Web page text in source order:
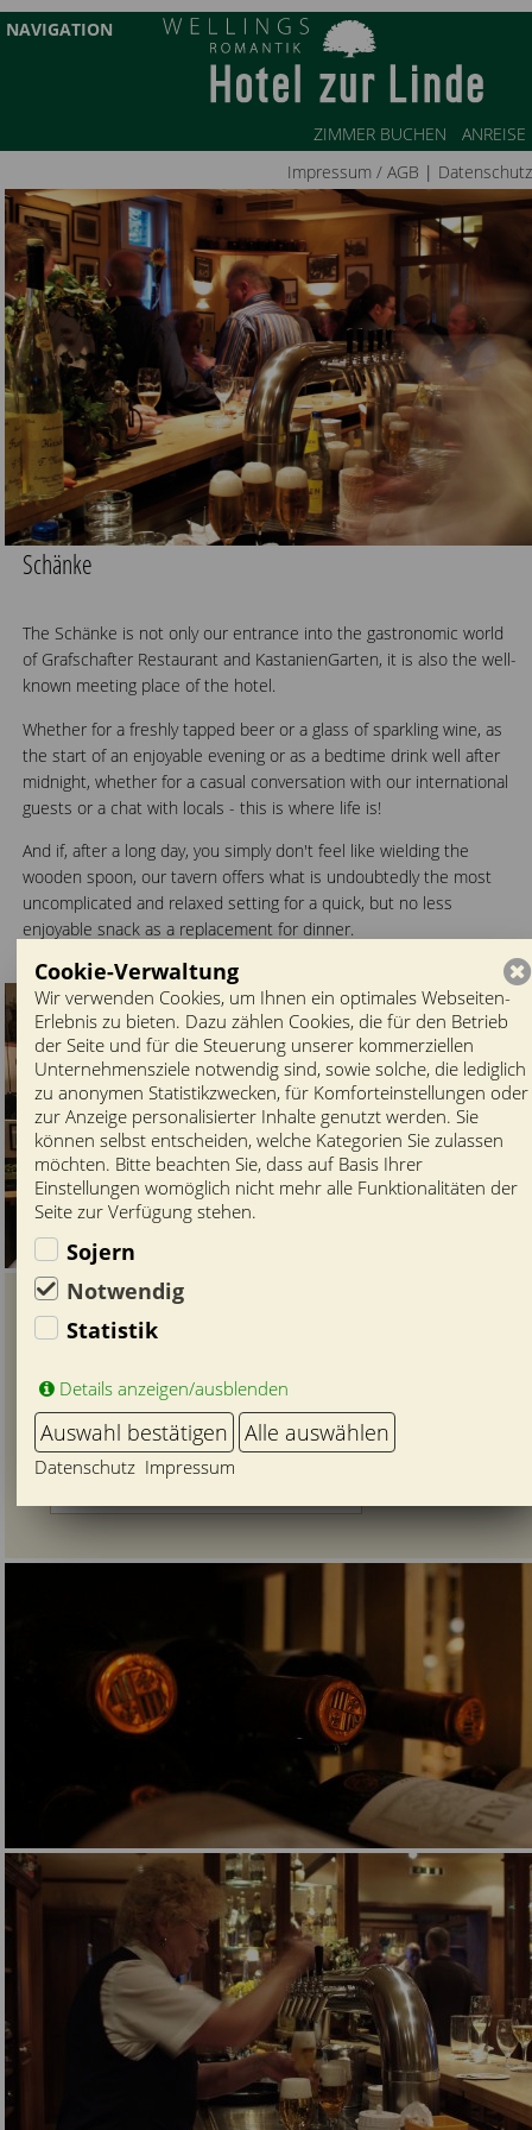
NAVIGATION
ZIMMER BUCHEN
ANREISE
Impressum / AGB | Datenschutz
Schänke
The Schänke is not only our entrance into the gastronomic world
of Grafschafter Restaurant and KastanienGarten, it is also the well-
known meeting place of the hotel.
Whether for a freshly tapped beer or a glass of sparkling wine, as
the start of an enjoyable evening or as a bedtime drink well after
midnight, whether for a casual conversation with our international
guests or a chat with locals - this is where life is!
And if, after a long day, you simply don't feel like wielding the
wooden spoon, our tavern offers what is undoubtedly the most
uncomplicated and relaxed setting for a quick, but no less
enjoyable snack as a replacement for dinner.
Direktlinks
ZIMMER FINDEN UND BUCHEN
HOTELARRANGEMENTS
TISCHRESERVIERUNG
Cookie-Verwaltung
Wir verwenden Cookies, um Ihnen ein optimales Webseiten-
Erlebnis zu bieten. Dazu zählen Cookies, die für den Betrieb
der Seite und für die Steuerung unserer kommerziellen
Unternehmensziele notwendig sind, sowie solche, die lediglich
zu anonymen Statistikzwecken, für Komforteinstellungen oder
zur Anzeige personalisierter Inhalte genutzt werden. Sie
können selbst entscheiden, welche Kategorien Sie zulassen
möchten. Bitte beachten Sie, dass auf Basis Ihrer
Einstellungen womöglich nicht mehr alle Funktionalitäten der
Seite zur Verfügung stehen.
Sojern
Notwendig
Statistik
Details anzeigen/ausblenden
Auswahl bestätigen Alle auswählen
Datenschutz Impressum